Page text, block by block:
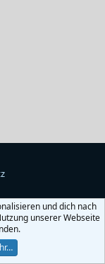
und dich nach
unserer Webseite